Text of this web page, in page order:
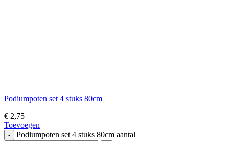
Podiumpoten set 4 stuks 80cm
€ 2,75
Toevoegen
Podiumpoten set 4 stuks 80cm aantal